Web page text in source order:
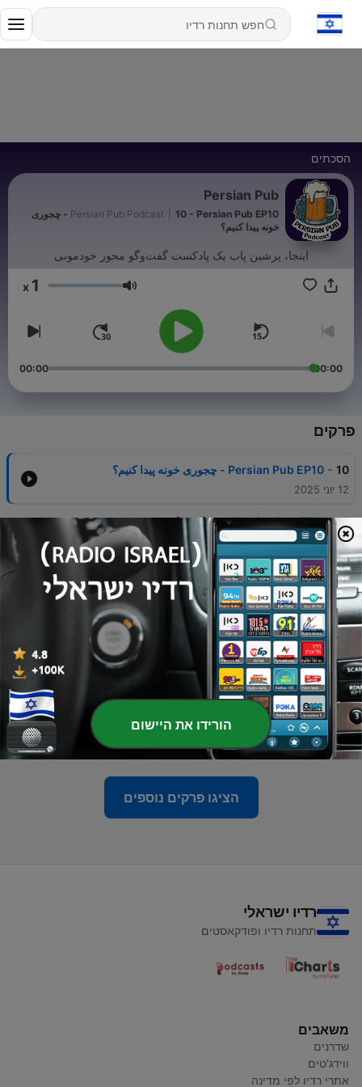
הסכתים
Persian Pub
Persian Pub Podcast 10 - Persian Pub EP10 - چجوری
خونه پیدا کنیم؟
اینجا، پرشین پاب یک پادکست گفت‌وگو محور خودمونی
עוצמת שמע 1
00:00
00:00
פרקים
10
- Persian Pub EP10 - چجوری خونه پیدا کنیم؟
12 יוני 2025
9
-
Persian Pub EP09 - مصاحبه با مرتضی حیدری، مدرس
زبان آلمانی و کارمند سابق سفارت آلمان قسمت دوم
05 יוני 2025
8
-
Persian Pub EP07 - زبان انگلیسی، آلمانی و فرانسه در
مهاجرت و روزمره
22 מאי 2025
Persian Pub EP08 - مصاحبه با مرتضی حیدری، مدرس زبان
آلمانی و کارمند سابق سفارت آلمان
04 יוני 2025
Persian Pub EP06 - هزینه‌های زندگی دانشجویی خارج از
کشور
17 מאי 2025
הציגו פרקים נוספים
רדיו ישראלי
תחנות רדיו ופודקאסטים
משאבים
שדרנים
ווידג'טים
אתרי רדיו לפי מדינה
הורידו את היישום